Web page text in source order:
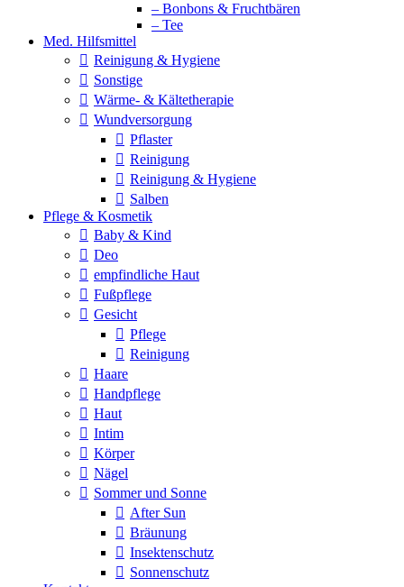
– Bonbons & Fruchtbären
– Tee
Med. Hilfsmittel
Reinigung & Hygiene
Sonstige
Wärme- & Kältetherapie
Wundversorgung
Pflaster
Reinigung
Reinigung & Hygiene
Salben
Pflege & Kosmetik
Baby & Kind
Deo
empfindliche Haut
Fußpflege
Gesicht
Pflege
Reinigung
Haare
Handpflege
Haut
Intim
Körper
Nägel
Sommer und Sonne
After Sun
Bräunung
Insektenschutz
Sonnenschutz